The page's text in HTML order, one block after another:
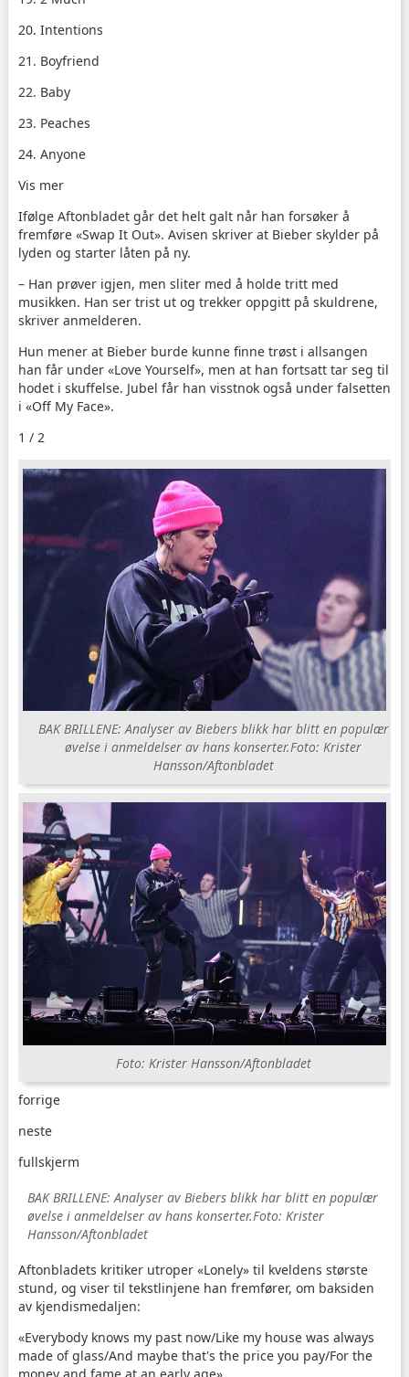
20. Intentions
21. Boyfriend
22. Baby
23. Peaches
24. Anyone
Vis mer
Ifølge Aftonbladet går det helt galt når han forsøker å
fremføre «Swap It Out». Avisen skriver at Bieber skylder på
lyden og starter låten på ny.
– Han prøver igjen, men sliter med å holde tritt med
musikken. Han ser trist ut og trekker oppgitt på skuldrene,
skriver anmelderen.
Hun mener at Bieber burde kunne finne trøst i allsangen
han får under «Love Yourself», men at han fortsatt tar seg til
hodet i skuffelse. Jubel får han visstnok også under falsetten
i «Off My Face».
1 / 2
BAK BRILLENE: Analyser av Biebers blikk har blitt en populær
øvelse i anmeldelser av hans konserter.Foto: Krister
Hansson/Aftonbladet
Foto: Krister Hansson/Aftonbladet
forrige
neste
fullskjerm
BAK BRILLENE: Analyser av Biebers blikk har blitt en populær
øvelse i anmeldelser av hans konserter.Foto: Krister
Hansson/Aftonbladet
Aftonbladets kritiker utroper «Lonely» til kveldens største
stund, og viser til tekstlinjene han fremfører, om baksiden
av kjendismedaljen:
«Everybody knows my past now/Like my house was always
made of glass/And maybe that's the price you pay/For the
money and fame at an early age».